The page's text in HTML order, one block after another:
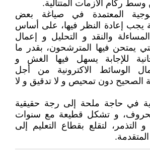
ركام الأزمات المتتالية.
المعتمدة في صياغة بعض
يجب إعادة النظر فيها، على أساس
والنقد و التحليل و إعمال
يمتحن فيها المترشحون، بقدر ما
للإجابة يسهل فيها الغش و
الوسائط الاكترونية من أجل
الصحيح دون تمحيص و لا تدقيق و لا
في حاجة ملحة إلى رجة حقيقية
و تشكل قطيعة مع سنوات
التذمر، لتقلع بقطاع التعليم إلى